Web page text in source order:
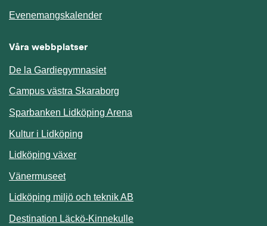
EvenemangskalenderLänk till annan webbplats.
Våra webbplatser
De la Gardiegymnasiet
Campus västra Skaraborg
Sparbanken Lidköping Arena
Kultur i Lidköping
Lidköping växer
Vänermuseet
Lidköping miljö och teknik AB
Destination Läckö-KinnekulleLänk till annan webbplats.